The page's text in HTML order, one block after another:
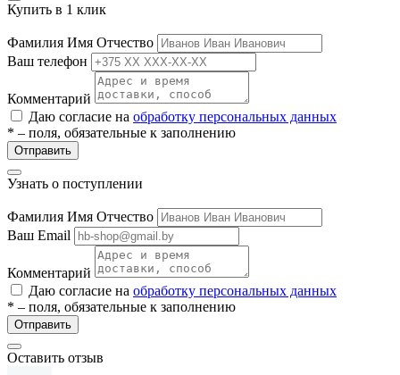
Купить в 1 клик
Фамилия Имя Отчество
Ваш телефон
Комментарий
Даю согласие на обработку персональных данных
* – поля, обязательные к заполнению
Отправить
Узнать о поступлении
Фамилия Имя Отчество
Ваш Email
Комментарий
Даю согласие на обработку персональных данных
* – поля, обязательные к заполнению
Отправить
Оставить отзыв